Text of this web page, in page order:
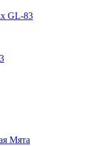
GL-83
Мята